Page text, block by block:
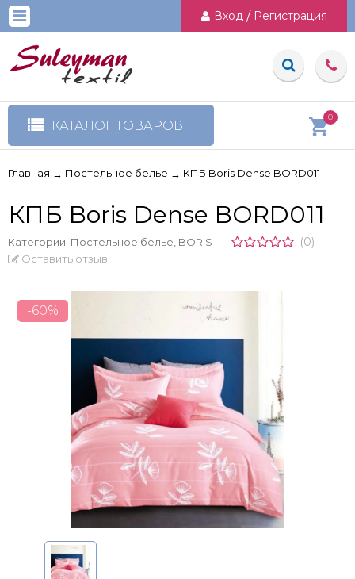
Вход / Регистрация
КАТАЛОГ ТОВАРОВ
0
Главная → Постельное белье → КПБ Boris Dense BORD011
КПБ Boris Dense BORD011
Категории: Постельное белье BORIS (0)
Оставить отзыв
-60%